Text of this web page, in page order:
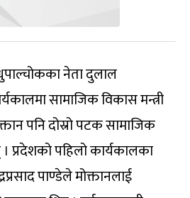
नेता दुलाल
सामाजिक विकास मन्त्री
पनि दोस्रो पटक सामाजिक
प्रदेशको पहिलो कार्यकालका
पाण्डेले मोक्तानलाई